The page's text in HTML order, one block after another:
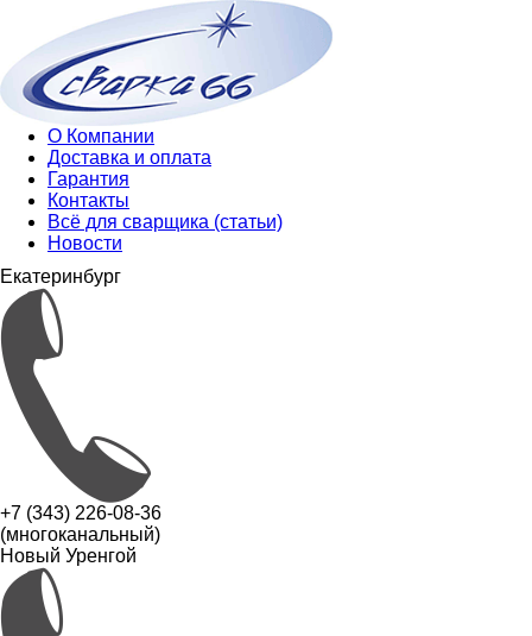
О Компании
Доставка и оплата
Гарантия
Контакты
Всё для сварщика (статьи)
Новости
Екатеринбург
+7 (343) 226-08-36
(многоканальный)
Новый Уренгой